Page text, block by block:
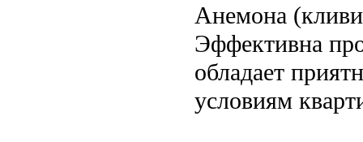
Анемона
Эффективна
обладает
условиям